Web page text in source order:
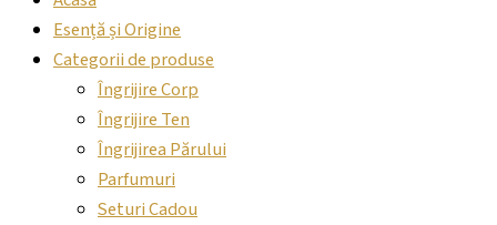
Esență și Origine
Categorii de produse
Îngrijire Corp
Îngrijire Ten
Îngrijirea Părului
Parfumuri
Seturi Cadou